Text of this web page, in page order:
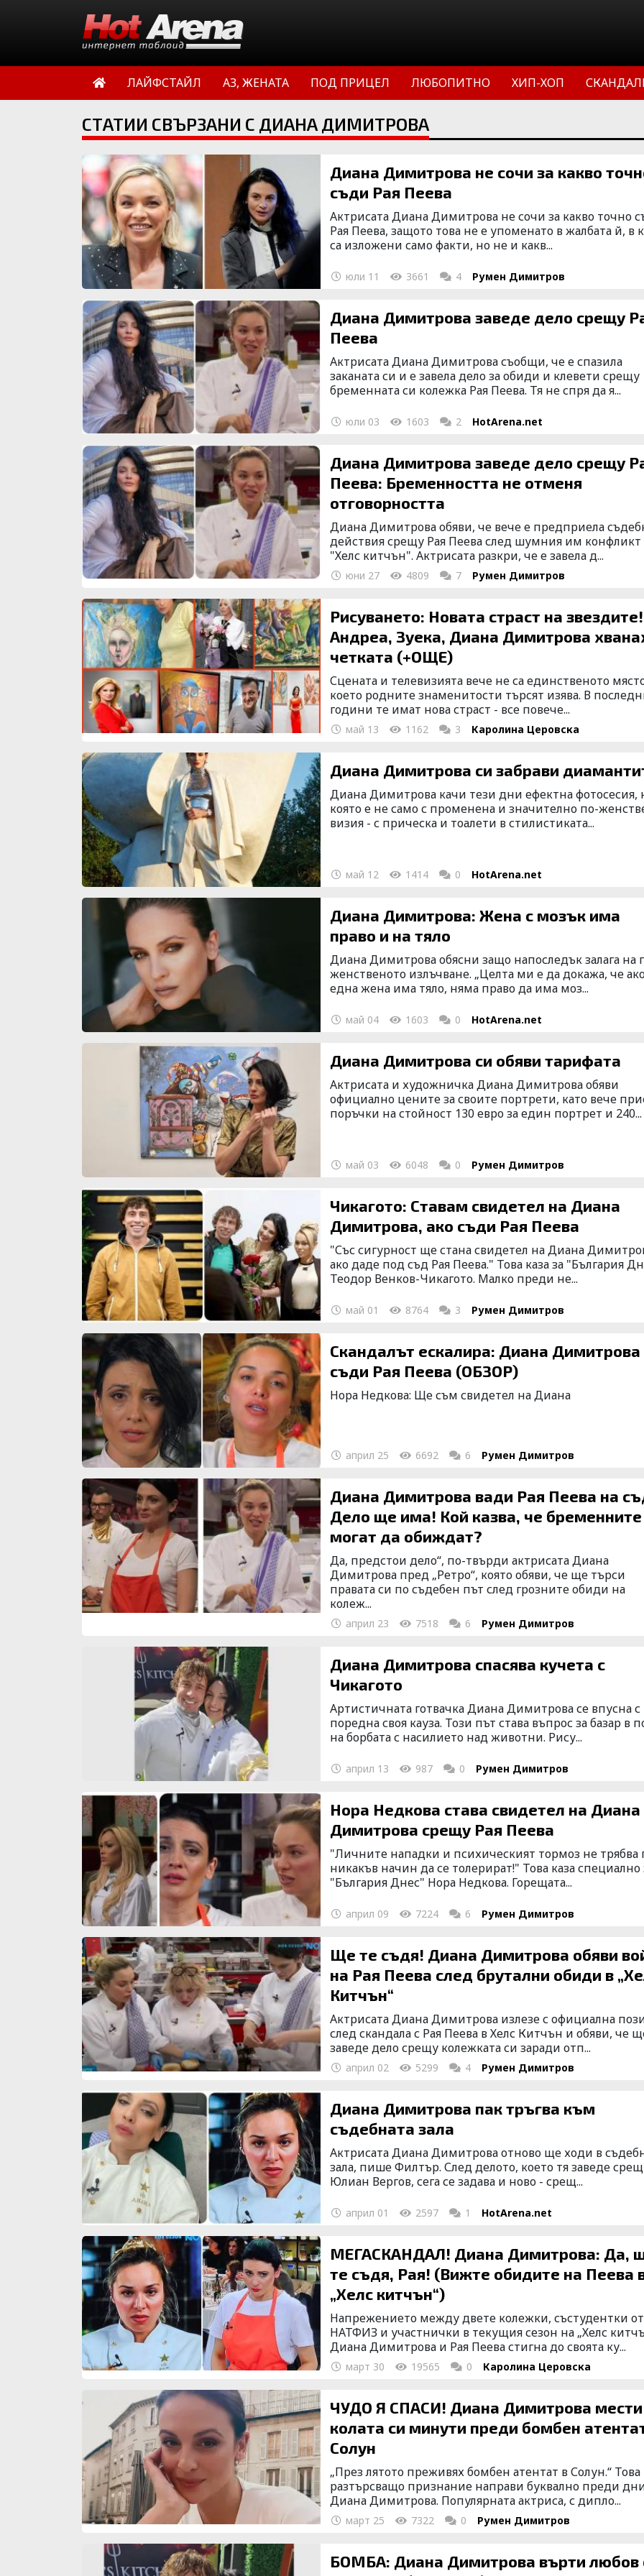
ЛАЙФСТАЙЛ АЗ, ЖЕНАТА ПОД ПРИЦЕЛ ЛЮБОПИТНО ХИП-ХОП
СТАТИИ СВЪРЗАНИ С ДИАНА ДИМИТРОВА
Диана Димитрова не сочи за какво
съди Рая Пеева
Актрисата Диана Димитрова не сочи за какво точно
Рая Пеева, защото това не е упоменато в жалбата й, в
са изложени само факти, но не и какв...
юли 11 3661 4 Румен Димитров
Диана Димитрова заведе дело срещу
Пеева
Актрисата Диана Димитрова съобщи, че е спазила
заканата си и е завела дело за обиди и клевети срещу
бременната си колежка Рая Пеева. Тя не спря да я...
юли 03 1603 2 HotArena.net
Диана Димитрова заведе дело срещу
Пеева: Бременността не отменя
отговорността
Диана Димитрова обяви, че вече е предприела
действия срещу Рая Пеева след шумния им конфликт
"Хелс китчън". Актрисата разкри, че е завела д...
юни 27 4809 7 Румен Димитров
Рисуването: Новата страст на звездите!
Андреа, Зуека, Диана Димитрова
четката (+ОЩЕ)
Сцената и телевизията вече не са единственото
което родните знаменитости търсят изява. В
години те имат нова страст - все повече...
май 13 1162 3 Каролина Церовска
Диана Димитрова си забрави
Диана Димитрова качи тези дни ефектна фотосесия,
която е не само с променена и значително по-
визия - с прическа и тоалети в стилистиката...
май 12 1414 0 HotArena.net
Диана Димитрова: Жена с мозък има
право и на тяло
Диана Димитрова обясни защо напоследък залага на
женственото излъчване. „Целта ми е да докажа, че
една жена има тяло, няма право да има моз...
май 04 1603 0 HotArena.net
Диана Димитрова си обяви тарифата
Актрисата и художничка Диана Димитрова обяви
официално цените за своите портрети, като вече
поръчки на стойност 130 евро за един портрет и 240...
май 03 6048 0 Румен Димитров
Чикагото: Ставам свидетел на Диана
Димитрова, ако съди Рая Пеева
"Със сигурност ще стана свидетел на Диана
ако даде под съд Рая Пеева." Това каза за "България
Теодор Венков-Чикагото. Малко преди не...
май 01 8764 3 Румен Димитров
Скандалът ескалира: Диана Димитрова
съди Рая Пеева (ОБЗОР)
Нора Недкова: Ще съм свидетел на Диана
април 25 6692 6 Румен Димитров
Диана Димитрова вади Рая Пеева на
Дело ще има! Кой казва, че бременните
могат да обиждат?
Да, предстои дело“, по-твърди актрисата Диана
Димитрова пред „Ретро“, която обяви, че ще търси
правата си по съдебен път след грозните обиди на
колеж...
април 23 7518 6 Румен Димитров
Диана Димитрова спасява кучета с
Чикагото
Артистичната готвачка Диана Димитрова се впусна с
поредна своя кауза. Този път става въпрос за базар в
на борбата с насилието над животни. Рису...
април 13 987 0 Румен Димитров
Нора Недкова става свидетел на Диана
Димитрова срещу Рая Пеева
"Личните нападки и психическият тормоз не трябва
никакъв начин да се толерират!" Това каза специално
"България Днес" Нора Недкова. Горещата...
април 09 7224 6 Румен Димитров
Ще те съдя! Диана Димитрова обяви
на Рая Пеева след брутални обиди в
Китчън“
Актрисата Диана Димитрова излезе с официална
след скандала с Рая Пеева в Хелс Китчън и обяви, че
заведе дело срещу колежката си заради отп...
април 02 5299 4 Румен Димитров
Диана Димитрова пак тръгва към
съдебната зала
Актрисата Диана Димитрова отново ще ходи в
зала, пише Филтър. След делото, което тя заведе
Юлиан Вергов, сега се задава и ново - срещ...
април 01 2597 1 HotArena.net
МЕГАСКАНДАЛ! Диана Димитрова: Да,
те съдя, Рая! (Вижте обидите на Пеева
„Хелс китчън“)
Напрежението между двете колежки, състудентки от
НАТФИЗ и участнички в текущия сезон на „Хелс
Диана Димитрова и Рая Пеева стигна до своята ку...
март 30 19565 0 Каролина Церовска
ЧУДО Я СПАСИ! Диана Димитрова мести
колата си минути преди бомбен
Солун
„През лятото преживях бомбен атентат в Солун.“ Това
разтърсващо признание направи буквално преди
Диана Димитрова. Популярната актриса, с дипло...
март 25 7322 0 Румен Димитров
БОМБА: Диана Димитрова върти любов